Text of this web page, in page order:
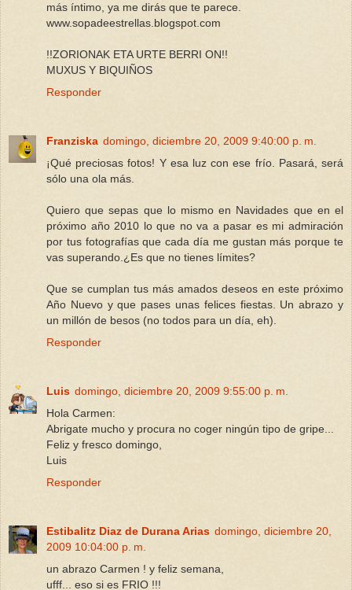
más íntimo, ya me dirás que te parece.
www.sopadeestrellas.blogspot.com
!!ZORIONAK ETA URTE BERRI ON!!
MUXUS Y BIQUIÑOS
Responder
Franziska domingo, diciembre 20, 2009 9:40:00 p. m.
¡Qué preciosas fotos! Y esa luz con ese frío. Pasará, será
sólo una ola más.
Quiero que sepas que lo mismo en Navidades que en el
próximo año 2010 lo que no va a pasar es mi admiración
por tus fotografías que cada día me gustan más porque te
vas superando.¿Es que no tienes límites?
Que se cumplan tus más amados deseos en este próximo
Año Nuevo y que pases unas felices fiestas. Un abrazo y
un millón de besos (no todos para un día, eh).
Responder
Luis domingo, diciembre 20, 2009 9:55:00 p. m.
Hola Carmen:
Abrigate mucho y procura no coger ningún tipo de gripe...
Feliz y fresco domingo,
Luis
Responder
Estibalitz Diaz de Durana Arias domingo, diciembre 20,
2009 10:04:00 p. m.
un abrazo Carmen ! y feliz semana,
ufff... eso si es FRIO !!!